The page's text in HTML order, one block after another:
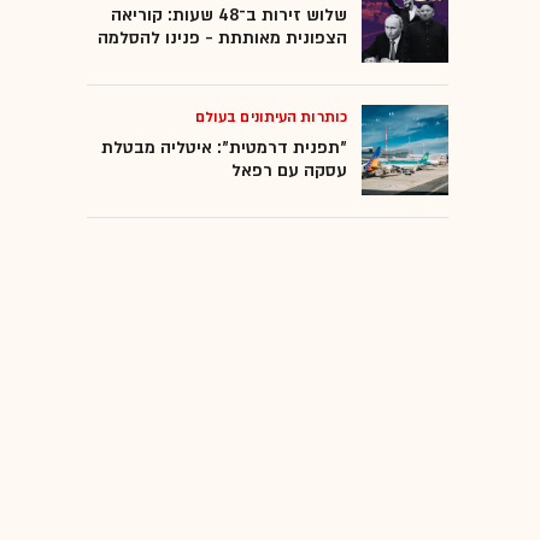
שלוש זירות ב־48 שעות: קוריאה
הצפונית מאותתת - פנינו להסלמה
כותרות העיתונים בעולם
"תפנית דרמטית": איטליה מבטלת
עסקה עם רפאל